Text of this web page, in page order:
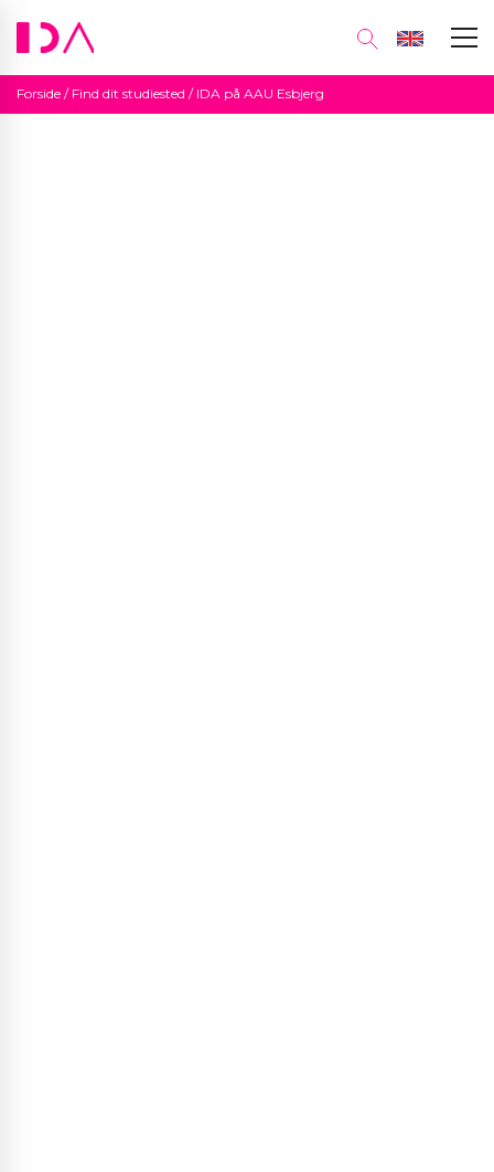
Forside / Find dit studiested / IDA på AAU Esbjerg